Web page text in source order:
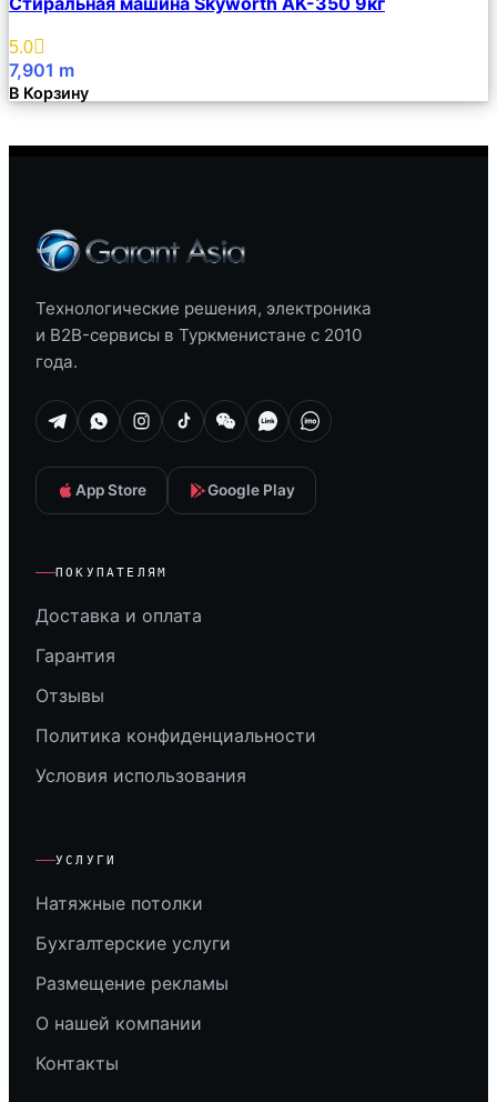
Описание
Избранное
5.0
7,901 m
В Корзину
Технологические решения, электроника
и B2B-сервисы в Туркменистане с 2010
года.
App Store Google Play
ПОКУПАТЕЛЯМ
Доставка и оплата
Гарантия
Отзывы
Политика конфиденциальности
Условия использования
УСЛУГИ
Натяжные потолки
Бухгалтерские услуги
Размещение рекламы
О нашей компании
Контакты